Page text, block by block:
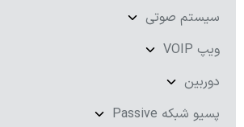
سیستم صوتی
ویپ VOIP
دوربین
پسیو شبکه Passive